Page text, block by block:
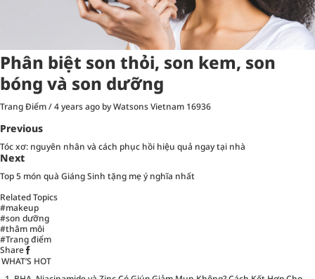
Phân biệt son thỏi, son kem, son
bóng và son dưỡng
Trang Điểm/4 years ago by Watsons Vietnam 16936
Previous
Tóc xơ: nguyên nhân và cách phục hồi hiệu quả ngay tại nhà
Next
Top 5 món quà Giáng Sinh tặng mẹ ý nghĩa nhất
Related Topics
#makeup
#son dưỡng
#thâm môi
#Trang điểm
Share
WHAT’S HOT